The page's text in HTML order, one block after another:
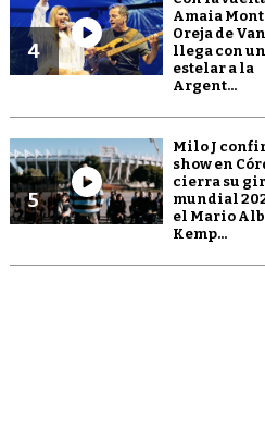
4
Amaia
Oreja de
llega con
estelar a la
Argent...
5
Milo J
show en
cierra su
mundial
el Mario
Kemp...